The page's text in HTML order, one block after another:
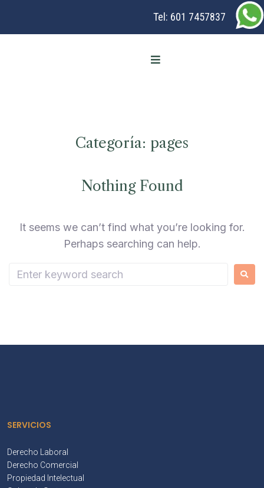
Tel: 601 7457837
Categoría: pages
Nothing Found
It seems we can’t find what you’re looking for.
Perhaps searching can help.
SERVICIOS
Derecho Laboral
Derecho Comercial
Propiedad Intelectual